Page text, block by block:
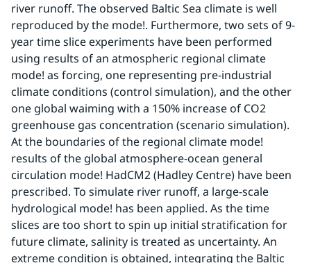
river runoff. The observed Baltic Sea climate is well
reproduced by the mode!. Furthermore, two sets of 9-
year time slice experiments have been performed
using results of an atmospheric regional climate
mode! as forcing, one representing pre-industrial
climate conditions (control simulation), and the other
one global waiming with a 150% increase of CO2
greenhouse gas concentration (scenario simulation).
At the boundaries of the regional climate mode!
results of the global atmosphere-ocean general
circulation mode! HadCM2 (Hadley Centre) have been
prescribed. To simulate river runoff, a large-scale
hydrological mode! has been applied. As the time
slices are too short to spin up initial stratification for
future climate, salinity is treated as uncertainty. An
extreme condition is obtained, integrating the Baltic